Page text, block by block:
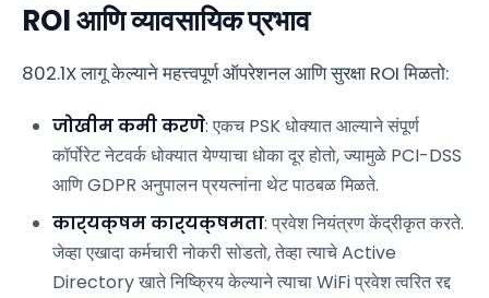
ROI आणि व्यावसायिक प्रभाव
802.1X लागू केल्याने महत्त्वपूर्ण ऑपरेशनल आणि सुरक्षा ROI मिळतो:
जोखीम कमी करणे: एकच PSK धोक्यात आल्याने संपूर्ण
कॉर्पोरेट नेटवर्क धोक्यात येण्याचा धोका दूर होतो, ज्यामुळे PCI-DSS
आणि GDPR अनुपालन प्रयत्नांना थेट पाठबळ मिळते.
कार्यक्षम कार्यक्षमता: प्रवेश नियंत्रण केंद्रीकृत करते.
जेव्हा एखादा कर्मचारी नोकरी सोडतो, तेव्हा त्याचे Active
Directory खाते निष्क्रिय केल्याने त्याचा WiFi प्रवेश त्वरित रद्द